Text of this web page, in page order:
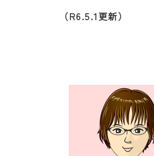
（R6.5.1更新）